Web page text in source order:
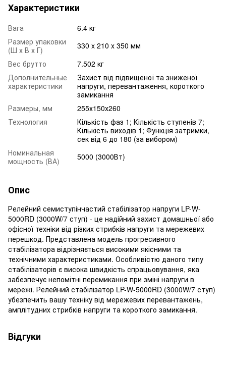
Характеристики
Вага
6.4 кг
Размер упаковки
(Ш х В х Г)
330 x 210 x 350 мм
Вес брутто
7.502 кг
Дополнительные
характеристики
Захист від підвищеної та зниженої
напруги, перевантаження, короткого
замикання
Размеры, мм
255х150х260
Технология
Кількість фаз 1; Кількість ступенів 7;
Кількість виходів 1; Функція затримки,
сек від 6 до 180 (за вибором)
Номинальная
мощность (ВА)
5000 (3000Вт)
Опис
Релейний семиступінчастий стабілізатор напруги LP-W-
5000RD (3000W/7 ступ) - це надійний захист домашньої або
офісної техніки від різких стрибків напруги та мережевих
перешкод. Представлена ​​модель прогресивного
стабілізатора відрізняється високими якісними та
технічними характеристиками. Особливістю даного типу
стабілізаторів є висока швидкість спрацьовування, яка
забезпечує непомітні перемикання при зміні напруги в
мережі. Релейний стабілізатор LP-W-5000RD (3000W/7 ступ)
убезпечить вашу техніку від мережевих перевантажень,
амплітудних стрибків напруги та короткого замикання.
Відгуки